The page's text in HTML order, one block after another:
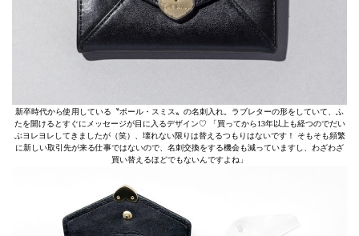
新卒時代から使用している〝ポール・スミス〟の名刺入れ。ラブレターの形をしていて、ふ
たを開けるとすぐにメッセージが目に入るデザイン♡ 「買ってから13年以上も経つのでだい
ぶヨレヨレしてきましたが（笑）、壊れない限りは替えるつもりはないです！ そもそも頻繁
に新しい取引先が来る仕事ではないので、名刺交換をする機会も減っていますし、わざわざ
買い替えるほどでもないんですよね」